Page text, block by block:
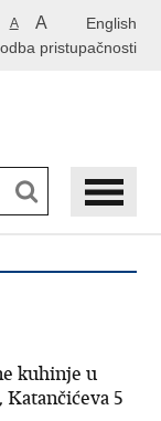
English
A A
pristupačnosti
kuhinje u
5